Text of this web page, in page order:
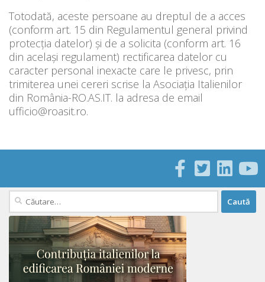
Totodată, aceste persoane au dreptul de a acces
(conform art. 15 din Regulamentul general privind
protecția datelor) și de a solicita (conform art. 16
din același regulament) rectificarea datelor cu
caracter personal inexacte care le privesc, prin
trimiterea unei cereri scrise la Asociația Italienilor
din România-RO.AS.IT. la adresa de email
ufficio@roasit.ro.
Caută